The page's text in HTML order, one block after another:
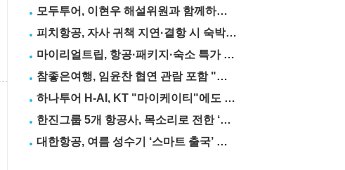
모두투어, 이현우 해설위원과 함께하는 "MLB 직관 컨셉투어" 출시
피치항공, 자사 귀책 지연·결항 시 숙박·교통비 보상제 도입
마이리얼트립, 항공·패키지·숙소 특가 릴레이
참좋은여행, 임윤찬 협연 관람 포함 "미동부·캐나다" 패키지 출시
하나투어 H-AI, KT "마이케이티"에도 탑재
한진그룹 5개 항공사, 목소리로 전한 ‘재능기부’
대한항공, 여름 성수기 ‘스마트 출국’ 꿀팁 3가지 공개